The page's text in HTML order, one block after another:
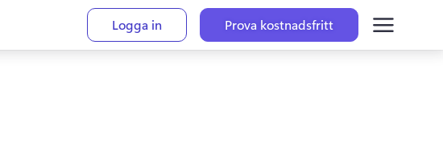
Logga in Prova kostnadsfritt